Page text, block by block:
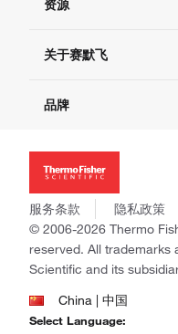
现货供应中心
联系我们 - 400 820 8982
查找文件&证书
资源
促销
社交媒体
关于赛默飞
招聘
新闻
社会责任
商标
政策和通知
品牌
Applied Biosystems
Invitrogen
Gibco
Ion Torrent
Unity Lab Services
Patheon
PPD
服务条款 隐私政策
© 2006-2026 Thermo
reserved. All trademarks
Scientific and its
China | 中国
Select Language: